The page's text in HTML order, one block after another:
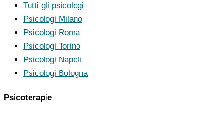
Tutti gli psicologi
Psicologi Milano
Psicologi Roma
Psicologi Torino
Psicologi Napoli
Psicologi Bologna
Psicoterapie